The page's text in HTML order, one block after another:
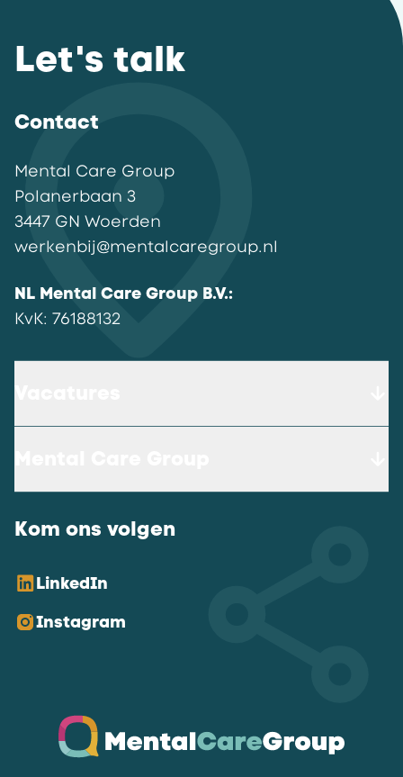
Let's talk
Contact
Mental Care Group
Polanerbaan 3
3447 GN Woerden
werkenbij@mentalcaregroup.nl
NL Mental Care Group B.V.:
KvK: 76188132
Kom ons volgen
LinkedIn
Instagram